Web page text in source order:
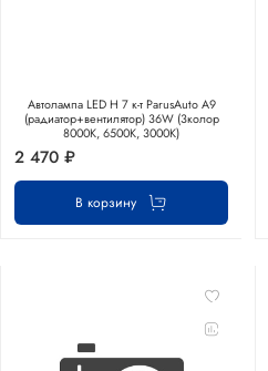
Автолампа LED Н 7 к-т ParusAuto A9
(радиатор+вентилятор) 36W (3колор
8000К, 6500К, 3000К)
2 470 ₽
В корзину